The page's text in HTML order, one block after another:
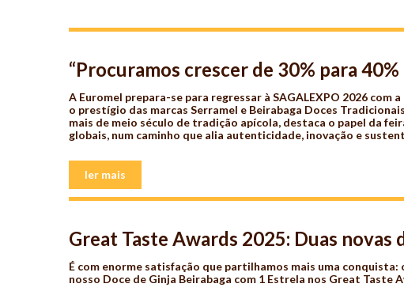
“Procuramos crescer de 30% para
A Euromel prepara-se para regressar à SAGALEXPO 2026
o prestígio das marcas Serramel e Beirabaga Doces
mais de meio século de tradição apícola, destaca o papel da
globais, num caminho que alia autenticidade, inovação e
ler mais
Great Taste Awards 2025: Duas novas
É com enorme satisfação que partilhamos mais uma
nosso Doce de Ginja Beirabaga com 1 Estrela nos Great Taste